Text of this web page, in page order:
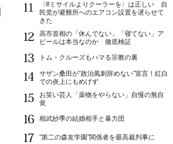
11
〈#ミサイルよりクーラーを〉は正しい 自
民党が避難所へのエアコン設置を遅らせて
きた
12
高市首相の「休んでない」「寝てない」ア
ピールは本当なのか 徹底検証
13
トム・クルーズもハマる宗教の裏
14
サザン桑田が“政治風刺辞めない”宣言！紅白
での炎上にもめげず
15
お笑い芸人「薬物をやらない」自慢の無自
覚
16
相武紗季の結婚相手と暴力団
17
“第二の森友学園”関係者を最高裁判事に